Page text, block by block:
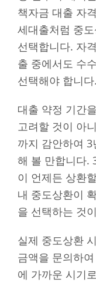
책자금 대출 자
세대출처럼 중
선택합니다. 자
출 중에서도 수
선택해야 합니다.
대출 약정 기간
고려할 것이 아
까지 감안하여
해 볼 만합니다.
이 언제든 상환
내 중도상환이
을 선택하는 것
실제 중도상환
금액을 문의하
에 가까운 시기